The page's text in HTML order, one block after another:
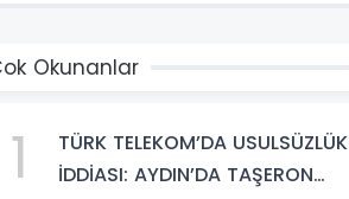
Okunanlar
1
TÜRK TELEKOM’DA USULSÜZLÜK
İDDİASI: AYDIN’DA TAŞERON